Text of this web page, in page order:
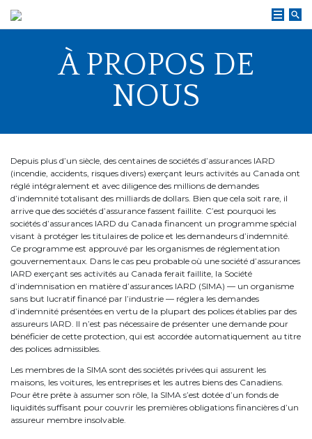
content
À PROPOS DE
NOUS
Depuis plus d’un siècle, des centaines de sociétés d’assurances IARD
(incendie, accidents, risques divers) exerçant leurs activités au Canada ont
réglé intégralement et avec diligence des millions de demandes
d’indemnité totalisant des milliards de dollars. Bien que cela soit rare, il
arrive que des sociétés d’assurance fassent faillite. C’est pourquoi les
sociétés d’assurances IARD du Canada financent un programme spécial
visant à protéger les titulaires de police et les demandeurs d’indemnité.
Ce programme est approuvé par les organismes de réglementation
gouvernementaux. Dans le cas peu probable où une société d’assurances
IARD exerçant ses activités au Canada ferait faillite, la Société
d’indemnisation en matière d’assurances IARD (SIMA) — un organisme
sans but lucratif financé par l’industrie — réglera les demandes
d’indemnité présentées en vertu de la plupart des polices établies par des
assureurs IARD. Il n’est pas nécessaire de présenter une demande pour
bénéficier de cette protection, qui est accordée automatiquement au titre
des polices admissibles.
Les membres de la SIMA sont des sociétés privées qui assurent les
maisons, les voitures, les entreprises et les autres biens des Canadiens.
Pour être prête à assumer son rôle, la SIMA s’est dotée d’un fonds de
liquidités suffisant pour couvrir les premières obligations financières d’un
assureur membre insolvable.